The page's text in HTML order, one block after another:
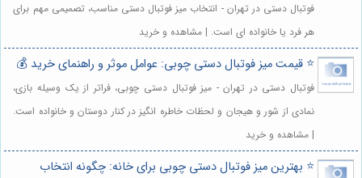
فوتبال دستی در تهران - انتخاب میز فوتبال دستی مناسب، تصمیمی مهم برای
هر فرد یا خانواده ای است. | مشاهده و خرید
⭐️ قیمت میز فوتبال دستی چوبی: عوامل موثر و راهنمای خرید 💰
فوتبال دستی در تهران - میز فوتبال دستی چوبی، فراتر از یک وسیله بازی،
نمادی از شور و هیجان و لحظات خاطره انگیز در کنار دوستان و خانواده است.
| مشاهده و خرید
⭐️ بهترین میز فوتبال دستی چوبی برای خانه: چگونه انتخاب